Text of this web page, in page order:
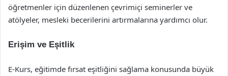
öğretmenler için düzenlenen çevrimiçi seminerler ve
atölyeler, mesleki becerilerini artırmalarına yardımcı olur.
Erişim ve Eşitlik
E-Kurs, eğitimde fırsat eşitliğini sağlama konusunda büyük